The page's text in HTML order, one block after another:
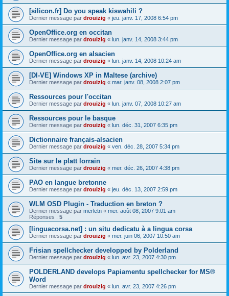
[silicon.fr] Do you speak kiswahili ?
Dernier message par drouizig « jeu. janv. 17, 2008 6:54 pm
OpenOffice.org en occitan
Dernier message par drouizig « lun. janv. 14, 2008 3:44 pm
OpenOffice.org en alsacien
Dernier message par drouizig « lun. janv. 14, 2008 10:24 am
[DI-VE] Windows XP in Maltese (archive)
Dernier message par drouizig « mar. janv. 08, 2008 2:07 pm
Ressources pour l'occitan
Dernier message par drouizig « lun. janv. 07, 2008 10:27 am
Ressources pour le basque
Dernier message par drouizig « lun. déc. 31, 2007 6:35 pm
Dictionnaire français-alsacien
Dernier message par drouizig « ven. déc. 28, 2007 5:34 pm
Site sur le platt lorrain
Dernier message par drouizig « mer. déc. 26, 2007 4:38 pm
PAO en langue bretonne
Dernier message par drouizig « jeu. déc. 13, 2007 2:59 pm
WLM OSD Plugin - Traduction en breton ?
Dernier message par merletn « mer. août 08, 2007 9:01 am
Réponses : 5
[linguacorsa.net] : un situ dedicatu à a lingua corsa
Dernier message par drouizig « mer. juin 06, 2007 10:50 am
Frisian spellchecker developped by Polderland
Dernier message par drouizig « lun. avr. 23, 2007 4:30 pm
POLDERLAND develops Papiamentu spellchecker for MS®
Word
Dernier message par drouizig « lun. avr. 23, 2007 4:26 pm